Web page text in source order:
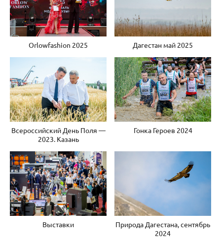
Orlowfashion 2025 Дагестан май 2025
Всероссийский День Поля —
2023. Казань
Гонка Героев 2024
Выставки
Природа Дагестана, сентябрь
2024